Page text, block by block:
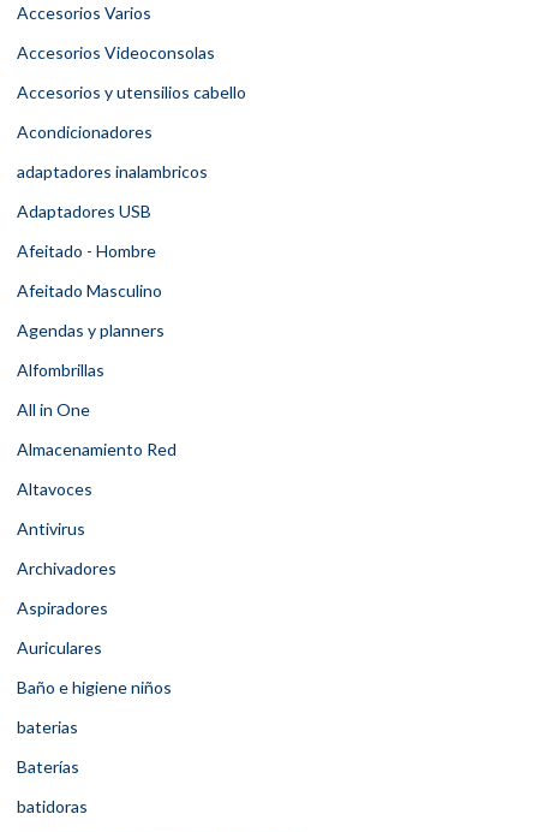
Accesorios Varios
Accesorios Videoconsolas
Accesorios y utensilios cabello
Acondicionadores
adaptadores inalambricos
Adaptadores USB
Afeitado - Hombre
Afeitado Masculino
Agendas y planners
Alfombrillas
All in One
Almacenamiento Red
Altavoces
Antivirus
Archivadores
Aspiradores
Auriculares
Baño e higiene niños
baterias
Baterías
batidoras